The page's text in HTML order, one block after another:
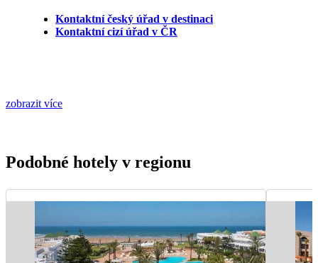
Kontaktní český úřad v destinaci
Kontaktní cizí úřad v ČR
zobrazit více
Podobné hotely v regionu